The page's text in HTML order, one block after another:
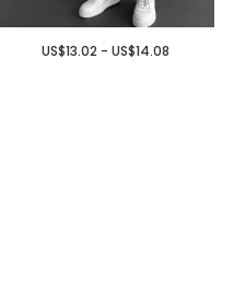
US$13.02 - US$14.08